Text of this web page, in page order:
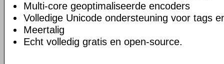
Multi-core geoptimaliseerde encoders
Volledige Unicode ondersteuning voor tags
Meertalig
Echt volledig gratis en open-source.